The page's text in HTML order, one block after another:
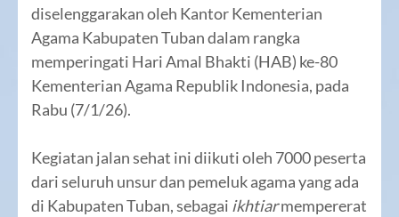
diselenggarakan oleh Kantor Kementerian
Agama Kabupaten Tuban dalam rangka
memperingati Hari Amal Bhakti (HAB) ke-80
Kementerian Agama Republik Indonesia, pada
Rabu (7/1/26).
Kegiatan jalan sehat ini diikuti oleh 7000 peserta
dari seluruh unsur dan pemeluk agama yang ada
di Kabupaten Tuban, sebagai ikhtiarmempererat